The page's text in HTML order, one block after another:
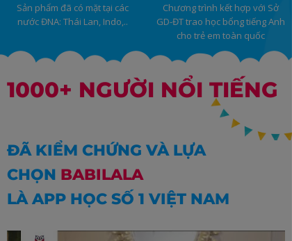
Chương trình kết hợp với Sở
GD-ĐT trao học bổng tiếng Anh
cho trẻ em toàn quốc
Sản phẩm đã có mặt tại các
nước ĐNA: Thái Lan, Indo,..
1000+ NGƯỜI NỔI TIẾNG
ĐÃ KIỂM CHỨNG VÀ LỰA
CHỌN BABILALA
LÀ APP HỌC SỐ 1 VIỆT NAM